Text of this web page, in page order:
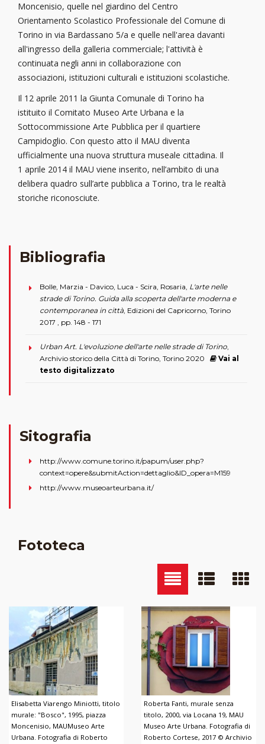
Moncenisio, quelle nel giardino del Centro
Orientamento Scolastico Professionale del Comune di
Torino in via Bardassano 5/a e quelle nell'area davanti
all'ingresso della galleria commerciale; l'attività è
continuata negli anni in collaborazione con
associazioni, istituzioni culturali e istituzioni scolastiche.
Il 12 aprile 2011 la Giunta Comunale di Torino ha
istituito il Comitato Museo Arte Urbana e la
Sottocommissione Arte Pubblica per il quartiere
Campidoglio. Con questo atto il MAU diventa
ufficialmente una nuova struttura museale cittadina. Il
1 aprile 2014 il MAU viene inserito, nell’ambito di una
delibera quadro sull’arte pubblica a Torino, tra le realtà
storiche riconosciute.
Bibliografia
Bolle, Marzia - Davico, Luca - Scira, Rosaria, L'arte nelle
strade di Torino. Guida alla scoperta dell'arte moderna e
contemporanea in città, Edizioni del Capricorno, Torino
2017 , pp. 148 - 171
Urban Art. L'evoluzione dell'arte nelle strade di Torino,
Archivio storico della Città di Torino, Torino 2020
Vai al
testo digitalizzato
Sitografia
http://www.comune.torino.it/papum/user.php?
context=opere&submitAction=dettaglio&ID_opera=M159
http://www.museoarteurbana.it/
Fototeca
Elisabetta Viarengo Miniotti, titolo
murale: "Bosco", 1995, piazza
Moncenisio, MAUMuseo Arte
Urbana. Fotografia di Roberto
Roberta Fanti, murale senza
titolo, 2000, via Locana 19, MAU
Museo Arte Urbana. Fotografia di
Roberto Cortese, 2017 © Archivio